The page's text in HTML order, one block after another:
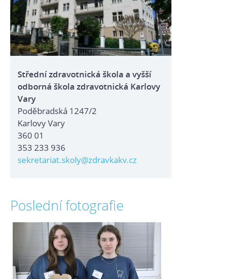
Střední zdravotnická škola a vyšší
odborná škola zdravotnická Karlovy
Vary
Poděbradská 1247/2
Karlovy Vary
360 01
353 233 936
sekretariat.skoly@zdravkakv.cz
Poslední fotografie